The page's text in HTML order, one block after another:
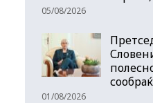
05/08/2026
01/08/2026